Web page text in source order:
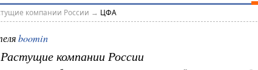
компании России → ЦФА
boomin
компании России